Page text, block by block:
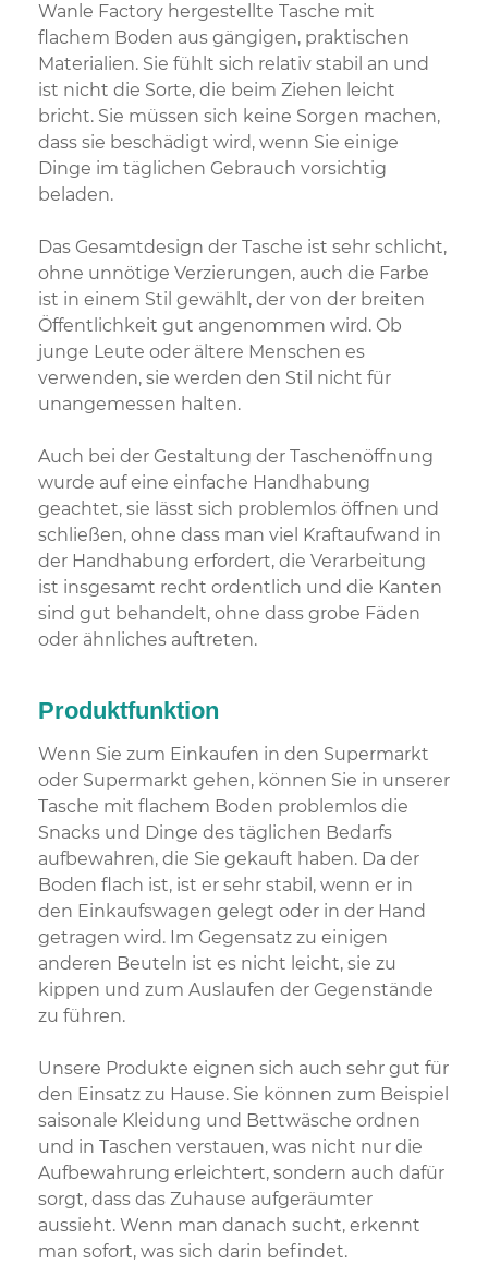
Wanle Factory hergestellte Tasche mit
flachem Boden aus gängigen, praktischen
Materialien. Sie fühlt sich relativ stabil an und
ist nicht die Sorte, die beim Ziehen leicht
bricht. Sie müssen sich keine Sorgen machen,
dass sie beschädigt wird, wenn Sie einige
Dinge im täglichen Gebrauch vorsichtig
beladen.
Das Gesamtdesign der Tasche ist sehr schlicht,
ohne unnötige Verzierungen, auch die Farbe
ist in einem Stil gewählt, der von der breiten
Öffentlichkeit gut angenommen wird. Ob
junge Leute oder ältere Menschen es
verwenden, sie werden den Stil nicht für
unangemessen halten.
Auch bei der Gestaltung der Taschenöffnung
wurde auf eine einfache Handhabung
geachtet, sie lässt sich problemlos öffnen und
schließen, ohne dass man viel Kraftaufwand in
der Handhabung erfordert, die Verarbeitung
ist insgesamt recht ordentlich und die Kanten
sind gut behandelt, ohne dass grobe Fäden
oder ähnliches auftreten.
Produktfunktion
Wenn Sie zum Einkaufen in den Supermarkt
oder Supermarkt gehen, können Sie in unserer
Tasche mit flachem Boden problemlos die
Snacks und Dinge des täglichen Bedarfs
aufbewahren, die Sie gekauft haben. Da der
Boden flach ist, ist er sehr stabil, wenn er in
den Einkaufswagen gelegt oder in der Hand
getragen wird. Im Gegensatz zu einigen
anderen Beuteln ist es nicht leicht, sie zu
kippen und zum Auslaufen der Gegenstände
zu führen.
Unsere Produkte eignen sich auch sehr gut für
den Einsatz zu Hause. Sie können zum Beispiel
saisonale Kleidung und Bettwäsche ordnen
und in Taschen verstauen, was nicht nur die
Aufbewahrung erleichtert, sondern auch dafür
sorgt, dass das Zuhause aufgeräumter
aussieht. Wenn man danach sucht, erkennt
man sofort, was sich darin befindet.